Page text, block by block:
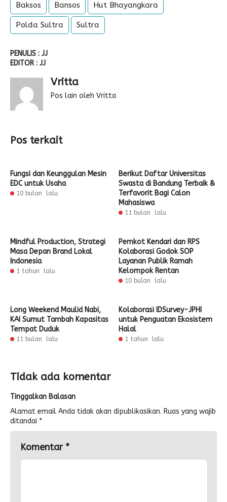
Baksos Bansos Hut Bhayangkara
Polda Sultra Sultra
PENULIS : JJ
EDITOR : JJ
Vritta
Pos lain oleh Vritta
Pos terkait
Fungsi dan Keunggulan Mesin
EDC untuk Usaha
10 bulan lalu
Berikut Daftar Universitas
Swasta di Bandung Terbaik &
Terfavorit Bagi Calon
Mahasiswa
11 bulan lalu
Mindful Production, Strategi
Masa Depan Brand Lokal
Indonesia
1 tahun lalu
Pemkot Kendari dan RPS
Kolaborasi Godok SOP
Layanan Publik Ramah
Kelompok Rentan
10 bulan lalu
Long Weekend Maulid Nabi,
KAI Sumut Tambah Kapasitas
Tempat Duduk
11 bulan lalu
Kolaborasi IDSurvey-JPHI
untuk Penguatan Ekosistem
Halal
1 tahun lalu
Tidak ada komentar
Tinggalkan Balasan
Alamat email Anda tidak akan dipublikasikan. Ruas yang wajib
ditandai *
Komentar *